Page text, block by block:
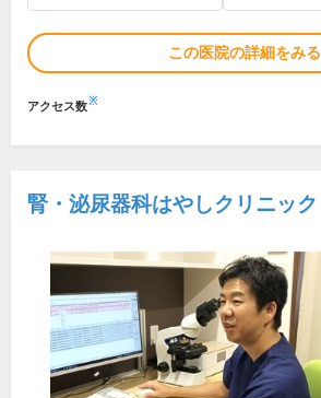
この医院の詳細をみる
アクセス数※
腎・泌尿器科はやしクリニック